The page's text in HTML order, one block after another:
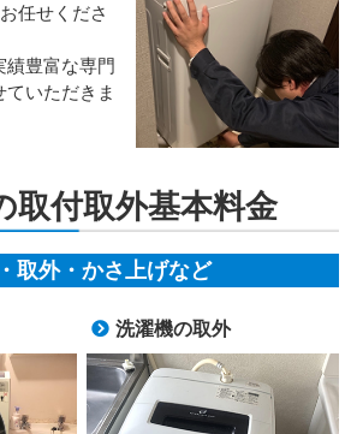
任せくださ
績豊富な専門
ていただきま
取付取外基本料金
取外・かさ上げなど
洗濯機の取外